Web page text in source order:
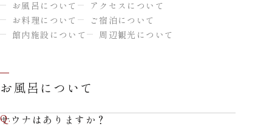
お風呂について
アクセスについて
お料理について
ご宿泊について
館内施設について
周辺観光について
お風呂について
サウナはありますか？